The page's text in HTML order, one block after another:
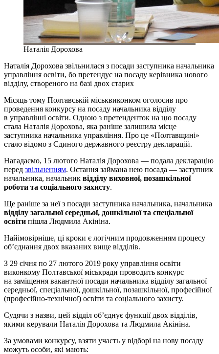
Наталія Дорохова
Наталія Дорохова звільнилася з посади заступника начальника
управління освіти, бо претендує на посаду керівника нового
відділу, створеного на базі двох старих
Місяць тому Полтавській міськвиконком оголосив про
проведення конкурсу на посаду начальника відділу
в управлінні освіти. Одною з претенденток на цю посаду
стала Наталія Дорохова, яка раніше залишила місце
заступника начальника управління. Про це «Полтавщині»
стало відомо з Єдиного державного реєстру декларацій.
Нагадаємо, 15 лютого Наталія Дорохова — подала декларацію
перед звільненням. Остання займана нею посада — заступник
начальника, начальник відділу виховної, позашкільної
роботи та соціального захисту.
Ще раніше за неї з посади заступника начальника, начальника
відділу загальної середньої, дошкільної та спеціальної
освіти пішла Людмила Акініна.
Найімовірніше, ці кроки є логічним продовженням процесу
об’єднання двох вказаних вище відділів.
З 29 січня по 27 лютого 2019 року управління освіти
виконкому Полтавської міськради проводить конкурс
на заміщення вакантної посади начальника відділу загальної
середньої, спеціальної, дошкільної, позашкільної, професійної
(професійно-технічної) освіти та соціального захисту.
Судячи з назви, цей відділ об’єднує функції двох відділів,
якими керували Наталія Дорохова та Людмила Акініна.
За умовами конкурсу, взяти участь у відборі на нову посаду
можуть особи, які мають: